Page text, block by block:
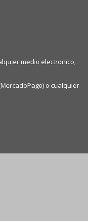
medio electronico,
o cualquier